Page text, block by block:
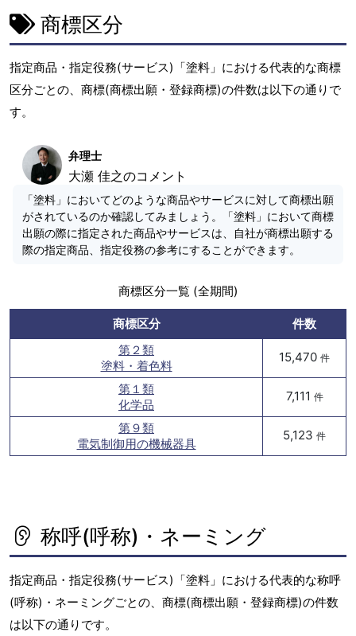
商標区分
指定商品・指定役務(サービス)「塗料」における代表的な商標
区分ごとの、商標(商標出願・登録商標)の件数は以下の通りで
す。
弁理士
大瀬 佳之のコメント
「塗料」においてどのような商品やサービスに対して商標出願
がされているのか確認してみましょう。「塗料」において商標
出願の際に指定された商品やサービスは、自社が商標出願する
際の指定商品、指定役務の参考にすることができます。
商標区分一覧 (全期間)
商標区分
件数
第２類
塗料・着色料
15,470 件
第１類
化学品
7,111 件
第９類
電気制御用の機械器具
5,123 件
称呼(呼称)・ネーミング
指定商品・指定役務(サービス)「塗料」における代表的な称呼
(呼称)・ネーミングごとの、商標(商標出願・登録商標)の件数
は以下の通りです。